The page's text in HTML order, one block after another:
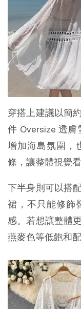
穿搭上建議以簡
件 Oversize 透
增加海島氛圍，
條，讓整體視覺
下半身則可以搭
裙，不只能修飾
感。若想讓整體
燕麥色等低飽和